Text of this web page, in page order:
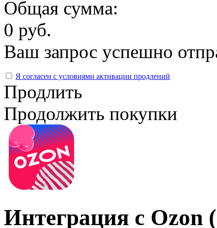
Общая сумма:
0 руб.
Ваш запрос успешно
Я согласен с условиями активации продлений
Продлить
Продолжить покупки
Интеграция с Ozon